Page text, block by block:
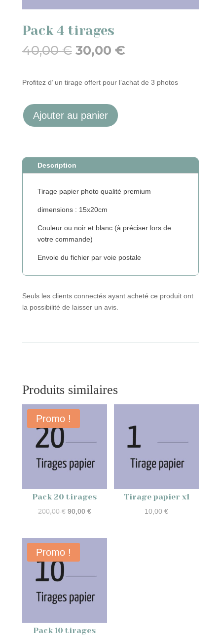
Pack 4 tirages
40,00€ Le
prix
était :
30,00 €Le
est :
Profitez d’ un tirage offert pour l’achat de 3 photos
Ajouter au panier
Description
Tirage papier photo qualité premium
dimensions : 15x20cm
Couleur ou noir et blanc (à préciser lors de
votre commande)
Envoie du fichier par voie postale
Seuls les clients connectés ayant acheté ce produit ont
la possibilité de laisser un avis.
Produits similaires
Promo !
Pack 20 tirages
200,00€ Le
initial
était :
200,00 €.
90,00 €Le
actuel
Tirage papier x1
10,00€
Promo !
Pack 10 tirages